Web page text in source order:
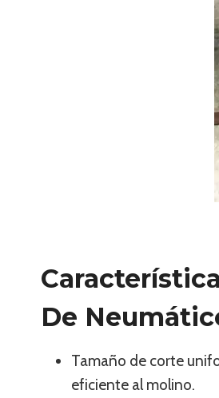
De
Tamaño de corte
eficiente al molino.